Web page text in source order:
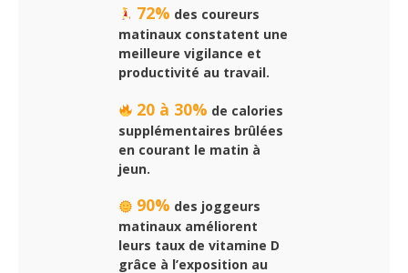
72% des coureurs
matinaux constatent une
meilleure vigilance et
productivité au travail.
20 à 30% de calories
supplémentaires brûlées
en courant le matin à
jeun.
90% des joggeurs
matinaux améliorent
leurs taux de vitamine D
grâce à l’exposition au